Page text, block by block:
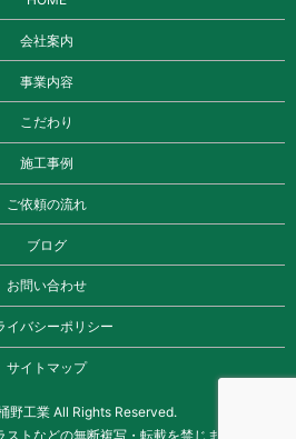
会社案内
事業内容
こだわり
施工事例
ご依頼の流れ
ブログ
お問い合わせ
イバシーポリシー
サイトマップ
野工業 All Rights Reserved.
ストなどの無断複写・転載を禁じます】